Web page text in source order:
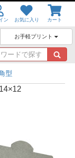
ン お気に入り カート
お手軽プリント
キ
ー
ー
ド
型